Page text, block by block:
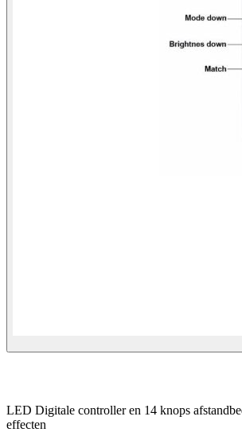
LED Digitale controller en 14 knops
effecten